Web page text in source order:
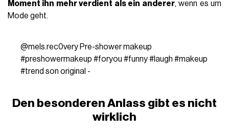
Moment ihn mehr verdient als ein anderer, wenn es um
Mode geht.
@mels.rec0veryPre-shower makeup
#preshowermakeup #foryou #funny#laugh #makeup
#trend son original -
Den besonderen Anlass gibt es nicht
wirklich